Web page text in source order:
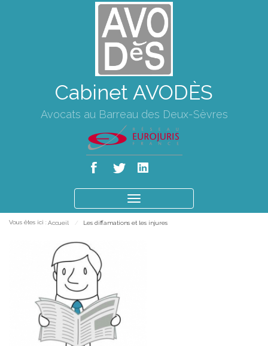
Cabinet AVODÈS
Avocats au Barreau des Deux-Sèvres
le
Vous êtes ici : Accueil Les diffamations et les injures